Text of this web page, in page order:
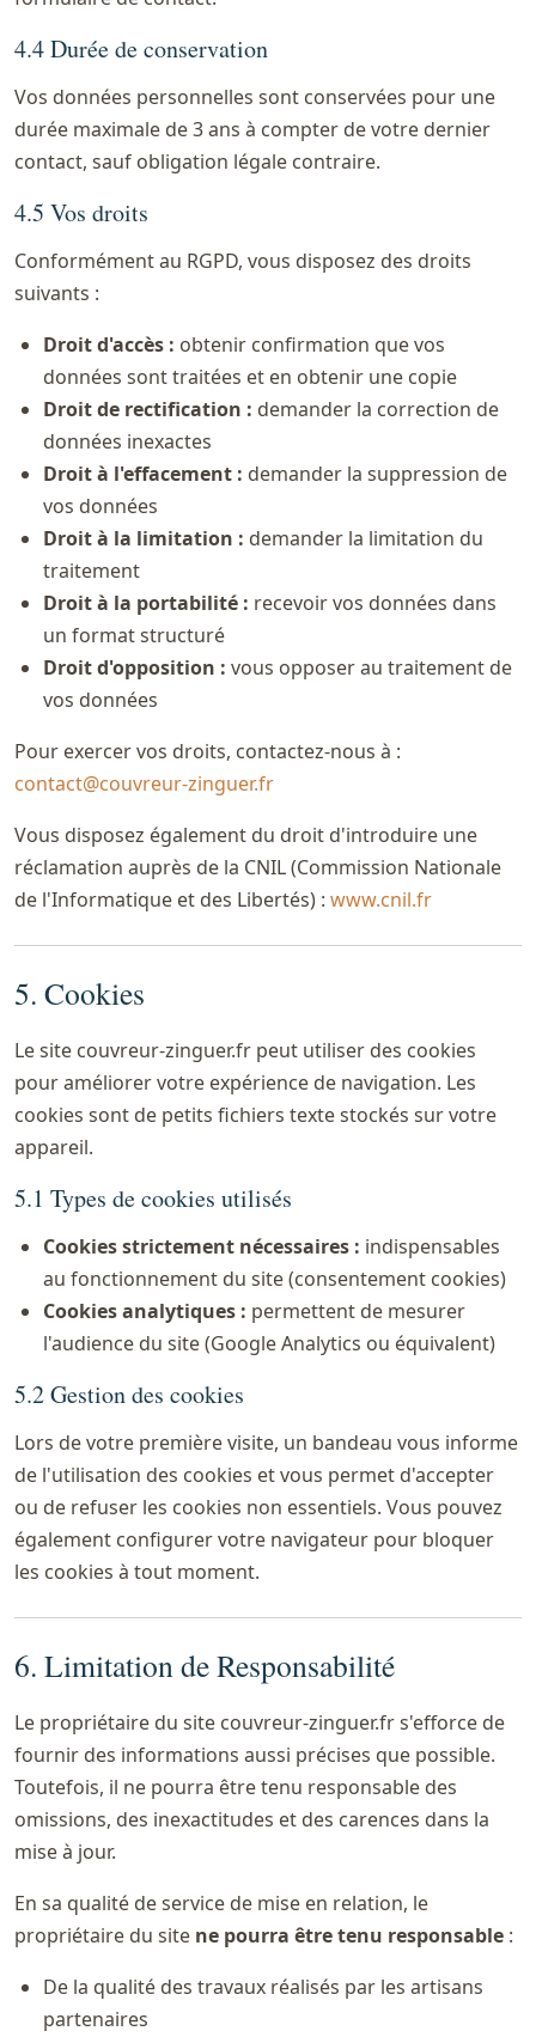
4.4 Durée de conservation
Vos données personnelles sont conservées pour une
durée maximale de 3 ans à compter de votre dernier
contact, sauf obligation légale contraire.
4.5 Vos droits
Conformément au RGPD, vous disposez des droits
suivants :
Droit d'accès : obtenir confirmation que vos
données sont traitées et en obtenir une copie
Droit de rectification : demander la correction de
données inexactes
Droit à l'effacement : demander la suppression de
vos données
Droit à la limitation : demander la limitation du
traitement
Droit à la portabilité : recevoir vos données dans
un format structuré
Droit d'opposition : vous opposer au traitement de
vos données
Pour exercer vos droits, contactez-nous à :
contact@couvreur-zinguer.fr
Vous disposez également du droit d'introduire une
réclamation auprès de la CNIL (Commission Nationale
de l'Informatique et des Libertés) : www.cnil.fr
5. Cookies
Le site couvreur-zinguer.fr peut utiliser des cookies
pour améliorer votre expérience de navigation. Les
cookies sont de petits fichiers texte stockés sur votre
appareil.
5.1 Types de cookies utilisés
Cookies strictement nécessaires : indispensables
au fonctionnement du site (consentement cookies)
Cookies analytiques : permettent de mesurer
l'audience du site (Google Analytics ou équivalent)
5.2 Gestion des cookies
Lors de votre première visite, un bandeau vous informe
de l'utilisation des cookies et vous permet d'accepter
ou de refuser les cookies non essentiels. Vous pouvez
également configurer votre navigateur pour bloquer
les cookies à tout moment.
6. Limitation de Responsabilité
Le propriétaire du site couvreur-zinguer.fr s'efforce de
fournir des informations aussi précises que possible.
Toutefois, il ne pourra être tenu responsable des
omissions, des inexactitudes et des carences dans la
mise à jour.
En sa qualité de service de mise en relation, le
propriétaire du site ne pourra être tenu responsable :
De la qualité des travaux réalisés par les artisans
partenaires